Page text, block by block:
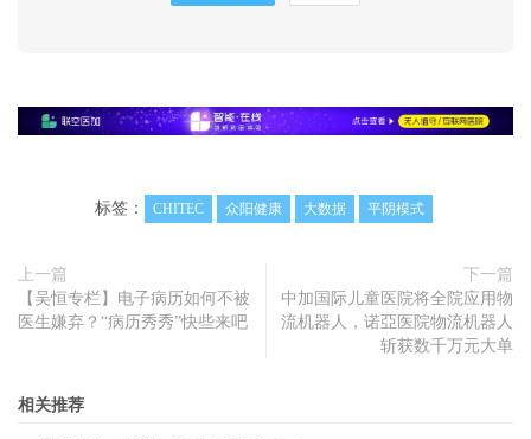
标签： CHITEC 众阳健康 大数据 平阴模式
上一篇
【吴恒专栏】电子病历如何不被
医生嫌弃？“病历秀秀”快些来吧
下一篇
中加国际儿童医院将全院应用物
流机器人，诺亞医院物流机器人
斩获数千万元大单
相关推荐